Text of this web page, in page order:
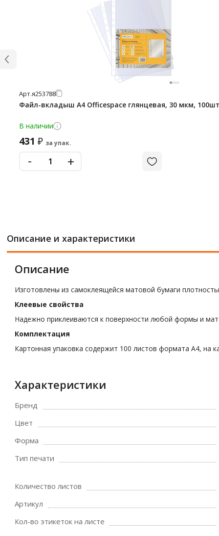
Арт.я253788
Файл-вкладыш А4 Officespace глянцевая, 30 мкм,
В наличии
431 ₽ за упак.
- +
Описание и характеристики
Описание
Изготовлены из самоклеящейся матовой бумаги
Клеевые свойства
Надежно приклеиваются к поверхности любой формы и
Комплектация
Картонная упаковка содержит 100 листов формата А4, на
Характеристики
Бренд
Цвет
Форма
Тип печати
Количество листов
Артикул
Кол-во этикеток на листе